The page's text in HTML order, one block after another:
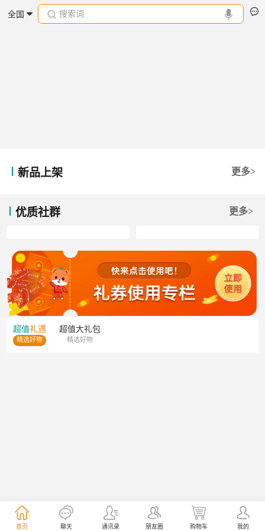
全国 搜索词
新品上架 更多>
优质社群 更多>
超值礼遇
精选好物
超值大礼包
精选好物
首页 聊天 通讯录 朋友圈 购物车 我的